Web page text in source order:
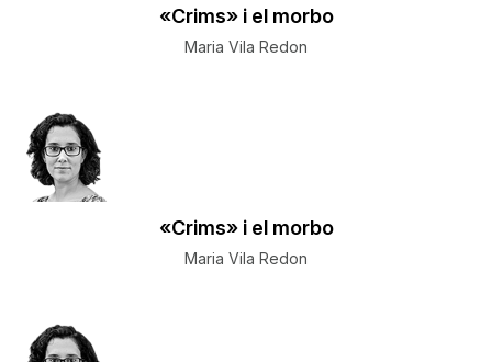
«Crims» i el morbo
Maria Vila Redon
«Crims» i el morbo
Maria Vila Redon